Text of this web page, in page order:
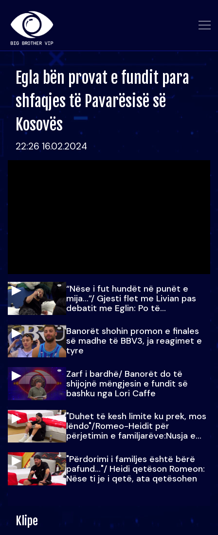
Egla bën provat e fundit para
shfaqjes të Pavarësisë së
Kosovës
22:26 16.02.2024
“Nëse i fut hundët në punët e
mija…”/ Gjesti flet me Livian pas
debatit me Eglin: Po të
Banorët shohin promon e finales
së madhe të BBV3, ja reagimet e
tyre
Zarf i bardhë/ Banorët do të
shijojnë mëngjesin e fundit së
bashku nga Lori Caffe
"Duhet të kesh limite ku prek, mos
lëndo"/Romeo-Heidit për
përjetimin e familjarëve:Nusja e
"Përdorimi i familjes është bërë
pafund…"/ Heidi qetëson Romeon:
Nëse ti je i qetë, ata qetësohen
Klipe